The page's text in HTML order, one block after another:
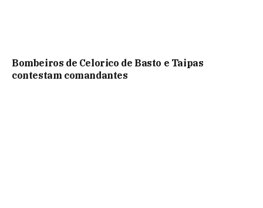
Bombeiros de Celorico de Basto e Taipas
contestam comandantes